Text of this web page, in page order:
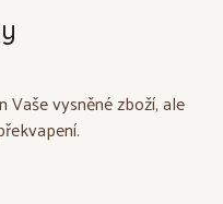
Vaše vysněné zboží, ale